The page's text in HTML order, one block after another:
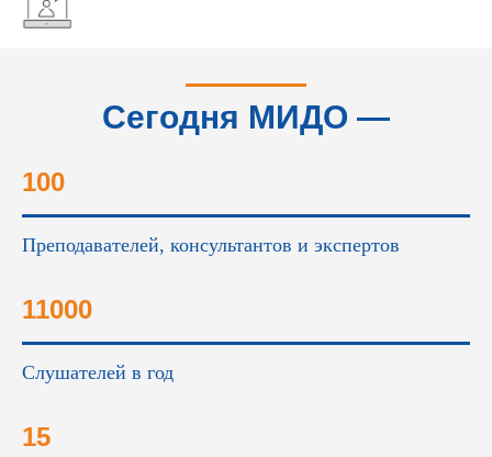
Сегодня МИДО —
100
Преподавателей, консультантов и экспертов
11000
Слушателей в год
15